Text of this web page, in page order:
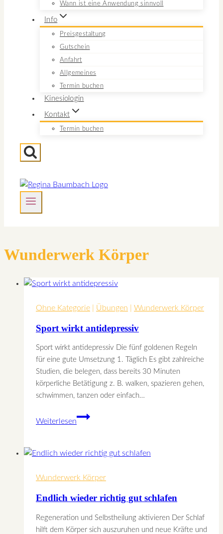
Wann ist eine Anwendung sinnvoll
Info
Preisgestaltung
Gutschein
Anfahrt
Allgemeines
Termin buchen
Kinesiologin
Kontakt
Termin buchen
Wunderwerk Körper
Ohne Kategorie Übungen Wunderwerk Körper
Sport wirkt antidepressiv
Sport wirkt antidepressiv Die fünf goldenen Regeln
für eine gute Umsetzung 1. Täglich Es gibt zahlreiche
Studien, die belegen, dass bereits 30 Minuten
körperliche Betätigung z. B. walken, spazieren gehen,
schwimmen, tanzen oder einfach…
Weiterlesen
Sport
Wunderwerk Körper
Endlich wieder richtig gut schlafen
Regeneration und Selbstheilung aktivieren Der Schlaf
hilft dem Körper sich auszuruhen und neue Kräfte und